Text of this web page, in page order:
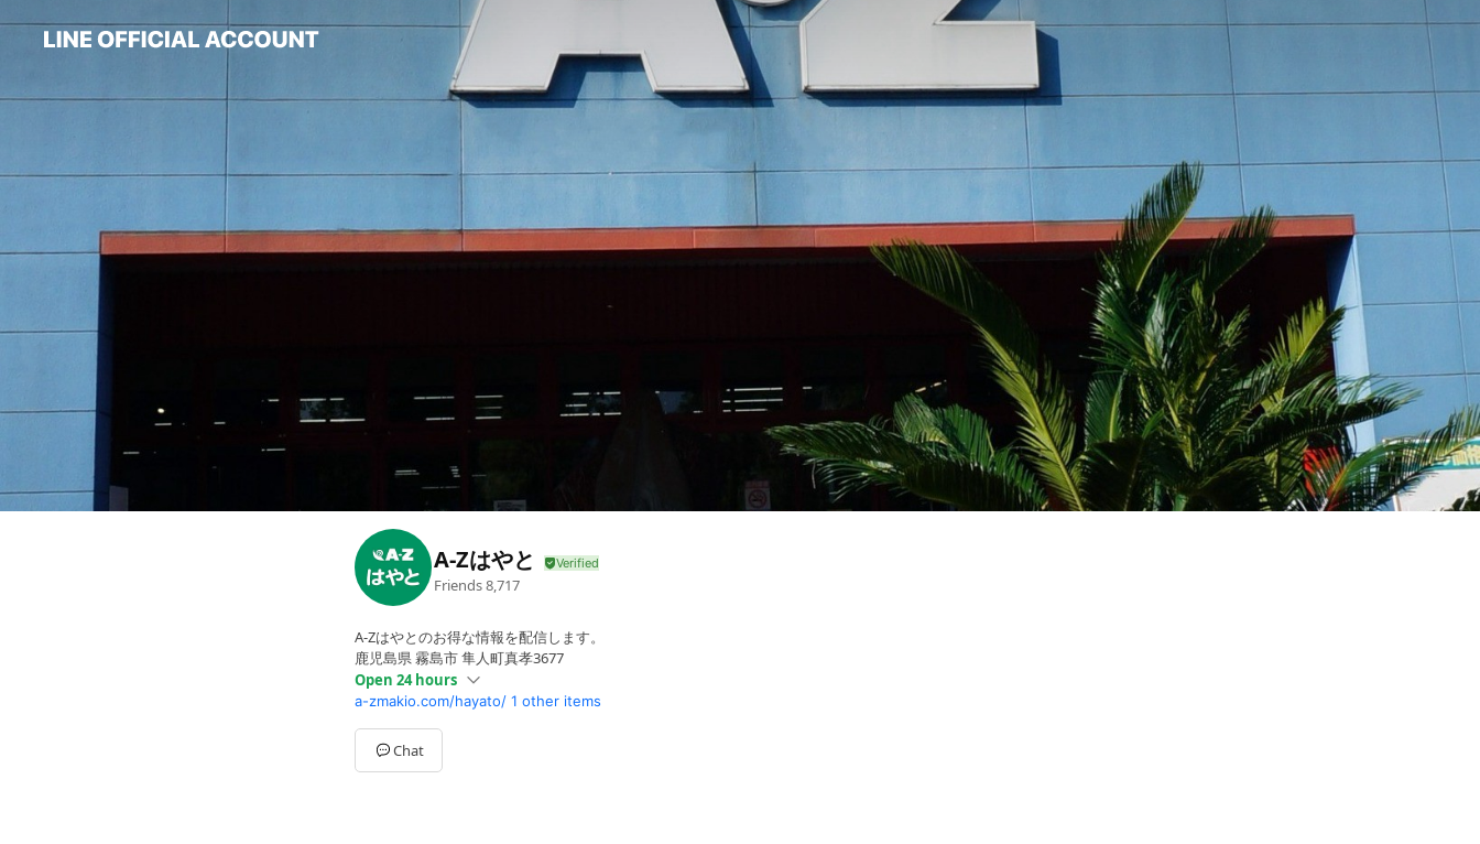
A-Zはやと
Friends8,717
A-Zはやとのお得な情報を配信します。
鹿児島県 霧島市 隼人町真孝3677
Open 24 hours
SunOpen 24 hours
MonOpen 24 hours
TueOpen 24 hours
WedOpen 24 hours
a-zmakio.com/hayato/ 1 other items
Chat